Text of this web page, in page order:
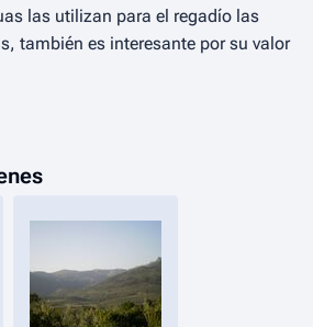
las utilizan para el regadío las
también es interesante por su valor